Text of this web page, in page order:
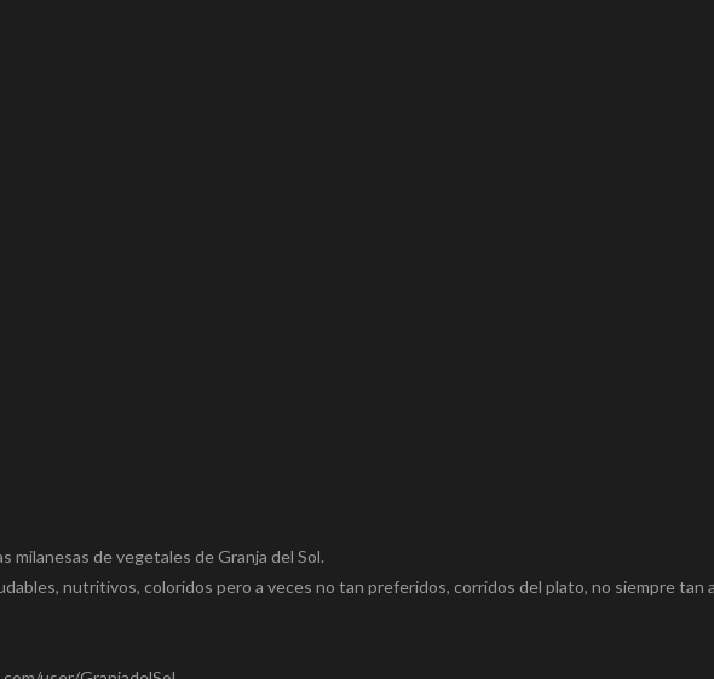
milanesas de vegetales de Granja del Sol.
nutritivos, coloridos pero a veces no tan preferidos, corridos del plato, no siempre tan